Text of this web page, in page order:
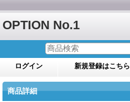
OPTION No.1
ログイン 新規登録はこちら
商品詳細